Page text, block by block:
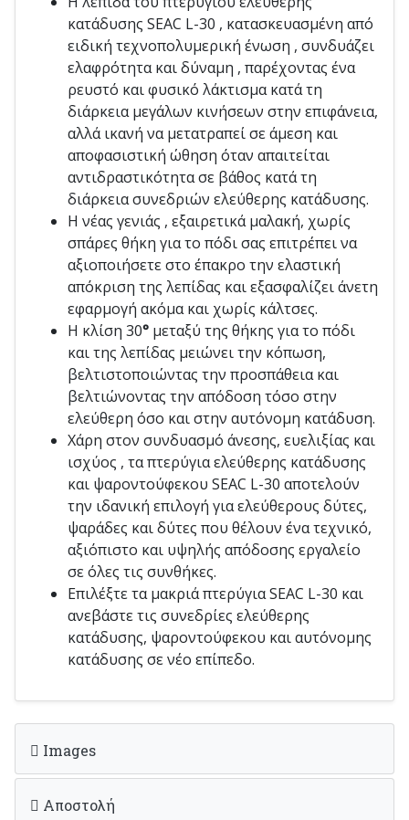
κατάδυσης SEAC L-30 , κατασκευασμένη από
ειδική τεχνοπολυμερική ένωση , συνδυάζει
ελαφρότητα και δύναμη , παρέχοντας ένα
ρευστό και φυσικό λάκτισμα κατά τη
διάρκεια μεγάλων κινήσεων στην επιφάνεια,
αλλά ικανή να μετατραπεί σε άμεση και
αποφασιστική ώθηση όταν απαιτείται
αντιδραστικότητα σε βάθος κατά τη
διάρκεια συνεδριών ελεύθερης κατάδυσης.
Η νέας γενιάς , εξαιρετικά μαλακή, χωρίς
σπάρες θήκη για το πόδι σας επιτρέπει να
αξιοποιήσετε στο έπακρο την ελαστική
απόκριση της λεπίδας και εξασφαλίζει άνετη
εφαρμογή ακόμα και χωρίς κάλτσες.
Η κλίση 30° μεταξύ της θήκης για το πόδι
και της λεπίδας μειώνει την κόπωση,
βελτιστοποιώντας την προσπάθεια και
βελτιώνοντας την απόδοση τόσο στην
ελεύθερη όσο και στην αυτόνομη κατάδυση.
Χάρη στον συνδυασμό άνεσης, ευελιξίας και
ισχύος , τα πτερύγια ελεύθερης κατάδυσης
και ψαροντούφεκου SEAC L-30 αποτελούν
την ιδανική επιλογή για ελεύθερους δύτες,
ψαράδες και δύτες που θέλουν ένα τεχνικό,
αξιόπιστο και υψηλής απόδοσης εργαλείο
σε όλες τις συνθήκες.
Επιλέξτε τα μακριά πτερύγια SEAC L-30 και
ανεβάστε τις συνεδρίες ελεύθερης
κατάδυσης, ψαροντούφεκου και αυτόνομης
κατάδυσης σε νέο επίπεδο.
Images
Αποστολή